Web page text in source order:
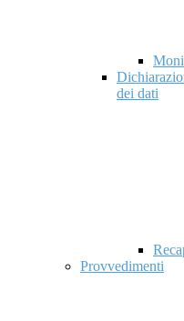
dei dati
Provvedimenti